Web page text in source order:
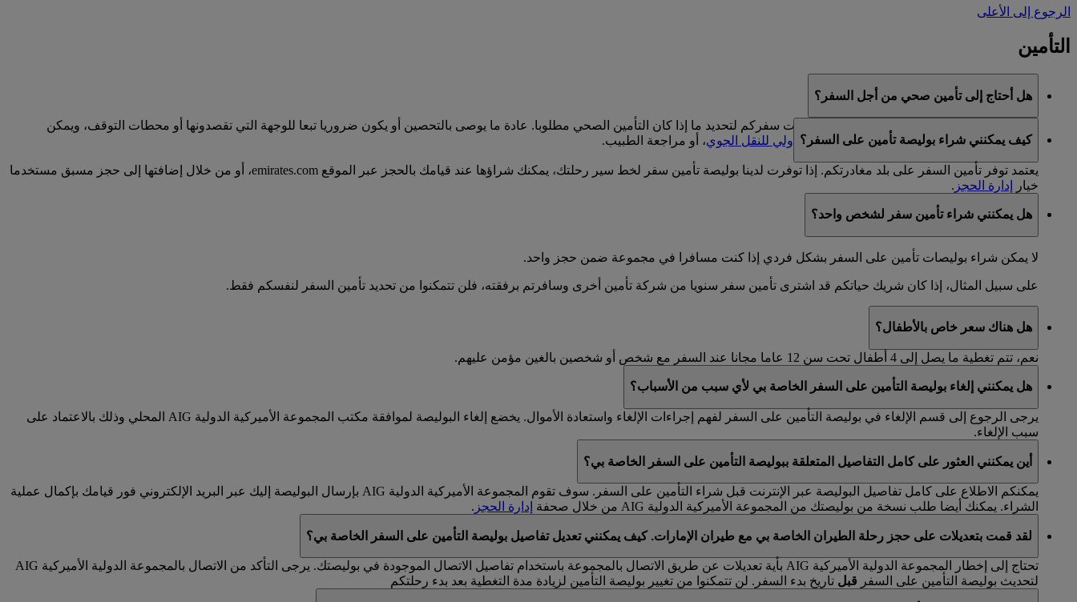
الرجوع إلى الأعلى
التأمين
هل أحتاج إلى تأمين صحي من أجل السفر؟
ننصحكم بالتحقق من متطلبات الدخول إلى وجهات سفركم لتحديد ما إذا كان التأمين الصحي مطلوبا. عادة ما يوصى بالتحصين أو يكون ضروريا تبعا للوجهة التي تقصدونها أو محطات التوقف، ويمكن
استخدامالبحث عن متطلبات التطعيم للاتحاد الدولي للنقل الجوي، أو مراجعة الطبيب. كيف يمكنني شراء بوليصة تأمين على السفر؟
يعتمد توفر تأمين السفر على بلد مغادرتكم. إذا توفرت لدينا بوليصة تأمين سفر لخط سير رحلتك، يمكنك شراؤها عند قيامك بالحجز عبر الموقع emirates.com، أو من خلال إضافتها إلى حجز مسبق مستخدما
خيار
إدارة الحجز .
هل يمكنني شراء تأمين سفر لشخص واحد؟
لا يمكن شراء بوليصات تأمين على السفر بشكل فردي إذا كنت مسافرا في مجموعة ضمن حجز واحد.
على سبيل المثال، إذا كان شريك حياتكم قد اشترى تأمين سفر سنويا من شركة تأمين أخرى وسافرتم برفقته، فلن تتمكنوا من تحديد تأمين السفر لنفسكم فقط.
هل هناك سعر خاص بالأطفال؟
نعم، تتم تغطية ما يصل إلى 4 أطفال تحت سن 12 عاما مجانا عند السفر مع شخص أو شخصين بالغين مؤمن عليهم.
هل يمكنني إلغاء بوليصة التأمين على السفر الخاصة بي لأي سبب من الأسباب؟
يرجى الرجوع إلى قسم الإلغاء في بوليصة التأمين على السفر لفهم إجراءات الإلغاء واستعادة الأموال. يخضع إلغاء البوليصة لموافقة مكتب المجموعة الأميركية الدولية AIG المحلي وذلك بالاعتماد على
سبب الإلغاء.
أين يمكنني العثور على كامل التفاصيل المتعلقة ببوليصة التأمين على السفر الخاصة بي؟
يمكنكم الاطلاع على كامل تفاصيل البوليصة عبر الإنترنت قبل شراء التأمين على السفر. سوف تقوم المجموعة الأميركية الدولية AIG بإرسال البوليصة إليك عبر البريد الإلكتروني فور قيامك بإكمال عملية
الشراء. يمكنك أيضا طلب نسخة من بوليصتك من المجموعة الأميركية الدولية AIG من خلال صحفة
إدارة الحجز .
لقد قمت بتعديلات على حجز رحلة الطيران الخاصة بي مع طيران الإمارات. كيف يمكنني تعديل تفاصيل بوليصة التأمين على السفر الخاصة بي؟
تحتاج إلى إخطار المجموعة الدولية الأميركية AIG بأية تعديلات عن طريق الاتصال بالمجموعة باستخدام تفاصيل الاتصال الموجودة في بوليصتك. يرجى التأكد من الاتصال بالمجموعة الدولية الأميركية AIG
لتحديث بوليصة التأمين على السفر قبل تاريخ بدء السفر. لن تتمكنوا من تغيير بوليصة التأمين لزيادة مدة التغطية بعد بدء رحلتكم